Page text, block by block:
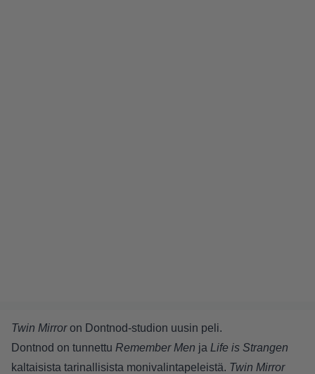
Twin Mirroron Dontnod-studion uusin peli.
Dontnod on tunnettu Remember Men ja Life is Strangen
kaltaisista tarinallisista monivalintapeleistä. Twin Mirror